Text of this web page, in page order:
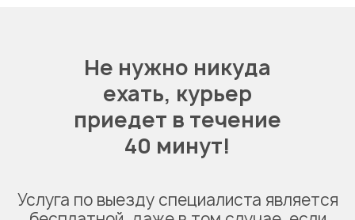
Не нужно никуда
ехать, курьер
приедет в течение
40 минут!
Услуга по выезду специалиста является